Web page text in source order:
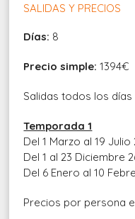
SALIDAS Y PRECIOS
Días: 8
Precio simple: 1394€
Salidas todos los
Temporada 1
Del 1 Marzo al 19 Julio
Del 1 al 23 Diciembre
Del 6 Enero al 10
Precios por persona